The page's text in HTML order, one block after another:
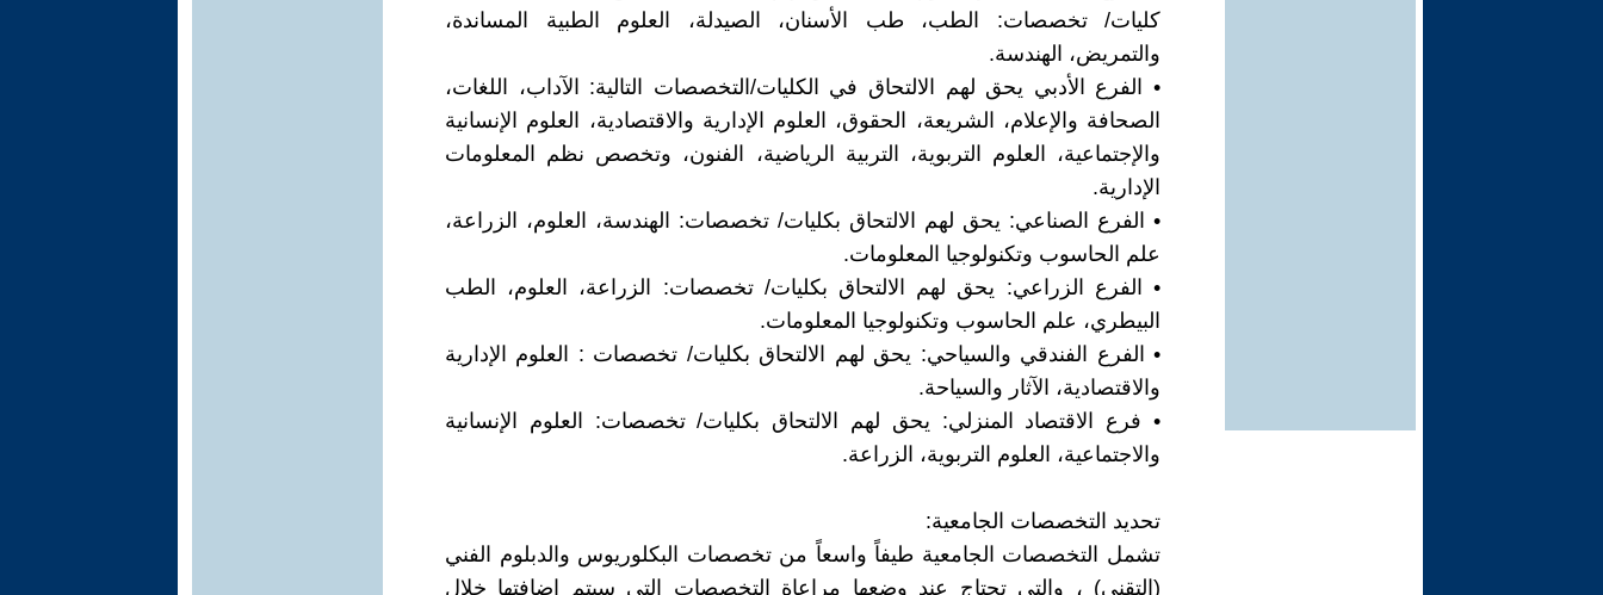
كليات/ تخصصات: الطب، طب الأسنان، الصيدلة، العلوم الطبية المساندة،
والتمريض، الهندسة.
• الفرع الأدبي يحق لهم الالتحاق في الكليات/التخصصات التالية: الآداب، اللغات،
الصحافة والإعلام، الشريعة، الحقوق، العلوم الإدارية والاقتصادية، العلوم الإنسانية
والإجتماعية، العلوم التربوية، التربية الرياضية، الفنون، وتخصص نظم المعلومات
الإدارية.
• الفرع الصناعي: يحق لهم الالتحاق بكليات/ تخصصات: الهندسة، العلوم، الزراعة،
علم الحاسوب وتكنولوجيا المعلومات.
• الفرع الزراعي: يحق لهم الالتحاق بكليات/ تخصصات: الزراعة، العلوم، الطب
البيطري، علم الحاسوب وتكنولوجيا المعلومات.
• الفرع الفندقي والسياحي: يحق لهم الالتحاق بكليات/ تخصصات : العلوم الإدارية
والاقتصادية، الآثار والسياحة.
• فرع الاقتصاد المنزلي: يحق لهم الالتحاق بكليات/ تخصصات: العلوم الإنسانية
والاجتماعية، العلوم التربوية، الزراعة.
تحديد التخصصات الجامعية:
تشمل التخصصات الجامعية طيفاً واسعاً من تخصصات البكلوريوس والدبلوم الفني
(التقني) ، والتي تحتاج عند وضعها مراعاة التخصصات التي سيتم اضافتها خلال